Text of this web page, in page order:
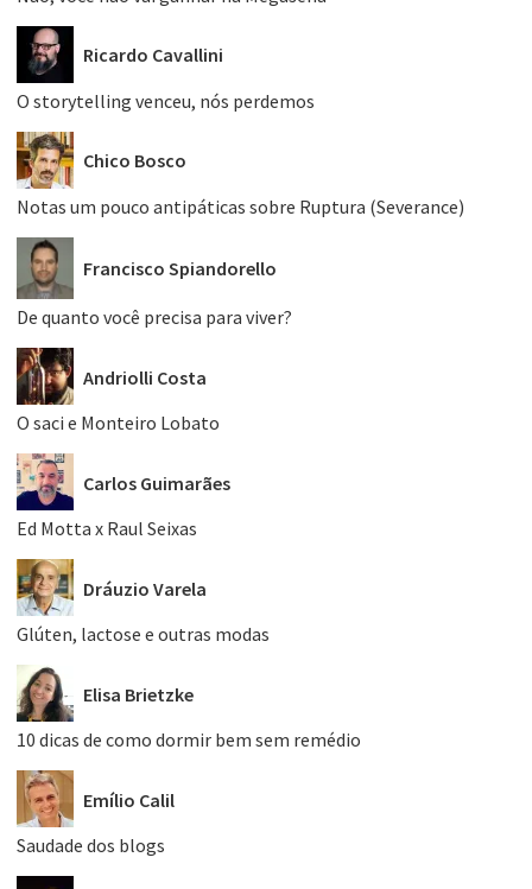
Ricardo Cavallini
O storytelling venceu, nós perdemos
Chico Bosco
Notas um pouco antipáticas sobre Ruptura (Severance)
Francisco Spiandorello
De quanto você precisa para viver?
Andriolli Costa
O saci e Monteiro Lobato
Carlos Guimarães
Ed Motta x Raul Seixas
Dráuzio Varela
Glúten, lactose e outras modas
Elisa Brietzke
10 dicas de como dormir bem sem remédio
Emílio Calil
Saudade dos blogs